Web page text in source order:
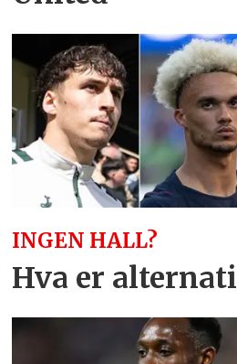
INGEN HALL?
Hva er